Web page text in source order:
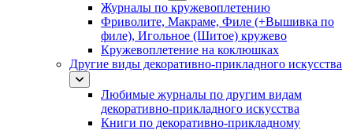
Журналы по кружевоплетению
Фриволите, Макраме, Филе (+Вышивка по
филе), Игольное (Шитое) кружево
Кружевоплетение на коклюшках
Другие виды декоративно-прикладного искусства
Любимые журналы по другим видам
декоративно-прикладного искусства
Книги по декоративно-прикладному